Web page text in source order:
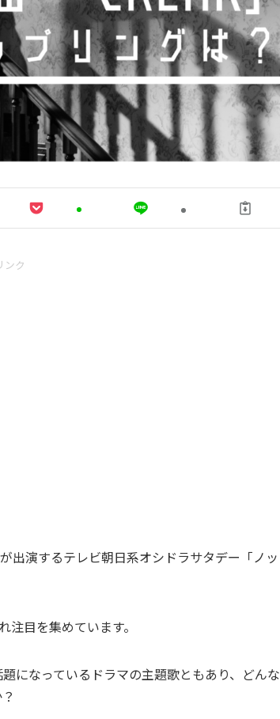
ンク
出演するテレビ朝日系オシドラサタデー「ノッ
目を集めています。
になっているドラマの主題歌ともあり、どんな